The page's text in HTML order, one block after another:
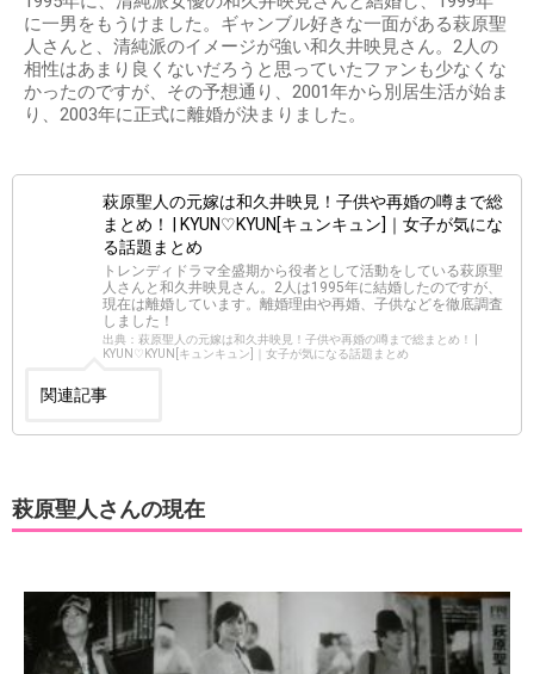
に一男をもうけました。ギャンブル好きな一面がある萩原聖
人さんと、清純派のイメージが強い和久井映見さん。2人の
相性はあまり良くないだろうと思っていたファンも少なくな
かったのですが、その予想通り、2001年から別居生活が始ま
り、2003年に正式に離婚が決まりました。
萩原聖人の元嫁は和久井映見！子供や再婚の噂まで総
まとめ！ | KYUN♡KYUN[キュンキュン]｜女子が気にな
る話題まとめ
トレンディドラマ全盛期から役者として活動をしている萩原聖
人さんと和久井映見さん。2人は1995年に結婚したのですが、
現在は離婚しています。離婚理由や再婚、子供などを徹底調査
しました！
出典：萩原聖人の元嫁は和久井映見！子供や再婚の噂まで総まとめ！ |
KYUN♡KYUN[キュンキュン]｜女子が気になる話題まとめ
関連記事
萩原聖人さんの現在